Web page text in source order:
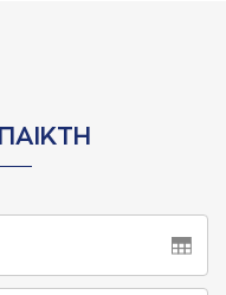
ΠΑΙΚΤΗ